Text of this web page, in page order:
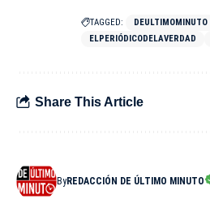
TAGGED: DEULTIMOMINUTO
ELPERIÓDICODELAVERDAD
Share This Article
ByREDACCIÓN DE ÚLTIMO MINUTO